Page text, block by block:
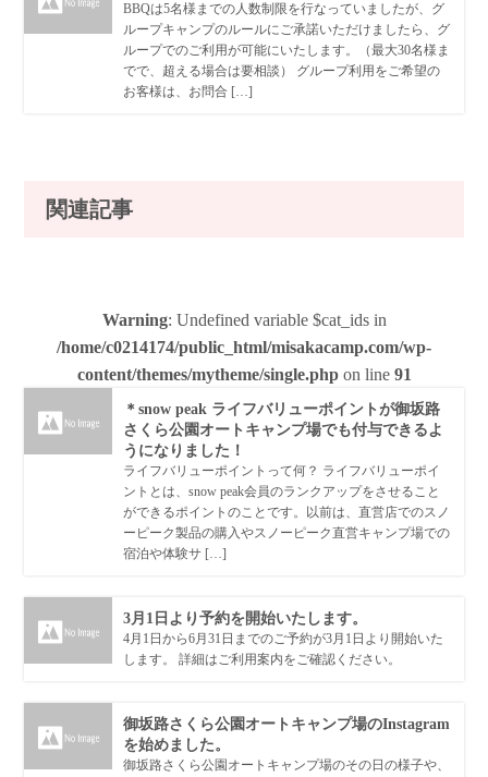
BBQは5名様までの人数制限を行なっていましたが、グ
ループキャンプのルールにご承諾いただけましたら、グ
ループでのご利用が可能にいたします。（最大30名様ま
でで、超える場合は要相談） グループ利用をご希望の
お客様は、お問合 […]
関連記事
Warning: Undefined variable $cat_ids in
/home/c0214174/public_html/misakacamp.com/wp-
content/themes/mytheme/single.phpon line 91
＊snow peak ライフバリューポイントが御坂路
さくら公園オートキャンプ場でも付与できるよ
うになりました！
ライフバリューポイントって何？ ライフバリューポイ
ントとは、snow peak会員のランクアップをさせること
ができるポイントのことです。以前は、直営店でのスノ
ーピーク製品の購入やスノーピーク直営キャンプ場での
宿泊や体験サ […]
3月1日より予約を開始いたします。
4月1日から6月31日までのご予約が3月1日より開始いた
します。 詳細はご利用案内をご確認ください。
御坂路さくら公園オートキャンプ場のInstagram
を始めました。
御坂路さくら公園オートキャンプ場のその日の様子や、